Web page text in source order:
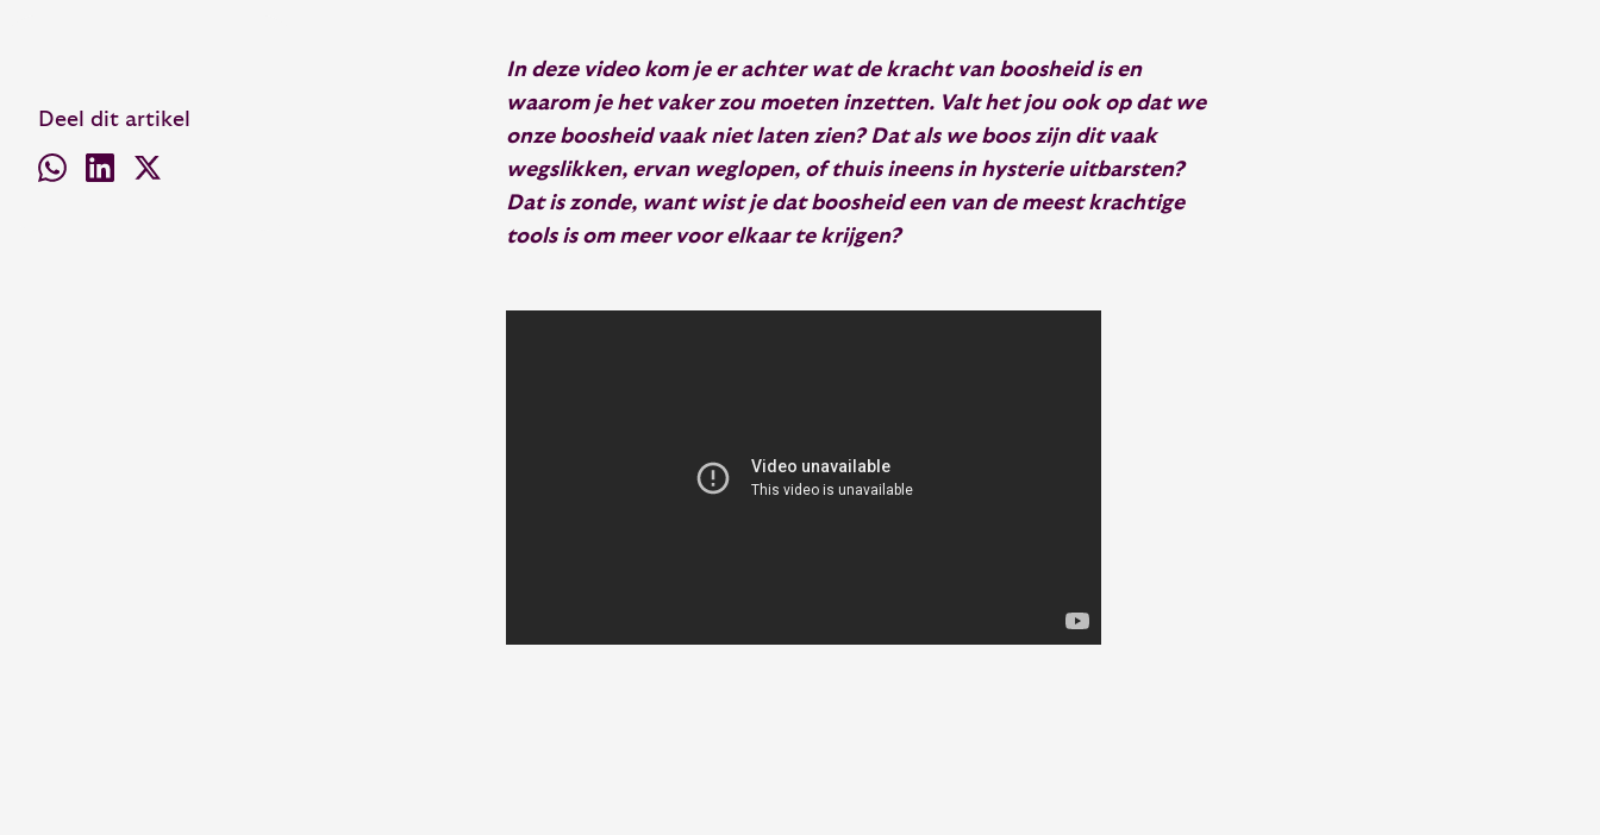
Deel dit artikel
In deze video kom je er achter wat de kracht van boosheid is en
waarom je het vaker zou moeten inzetten. Valt het jou ook op dat we
onze boosheid vaak niet laten zien? Dat als we boos zijn dit vaak
wegslikken, ervan weglopen, of thuis ineens in hysterie uitbarsten?
Dat is zonde, want wist je dat boosheid een van de meest krachtige
tools is om meer voor elkaar te krijgen?